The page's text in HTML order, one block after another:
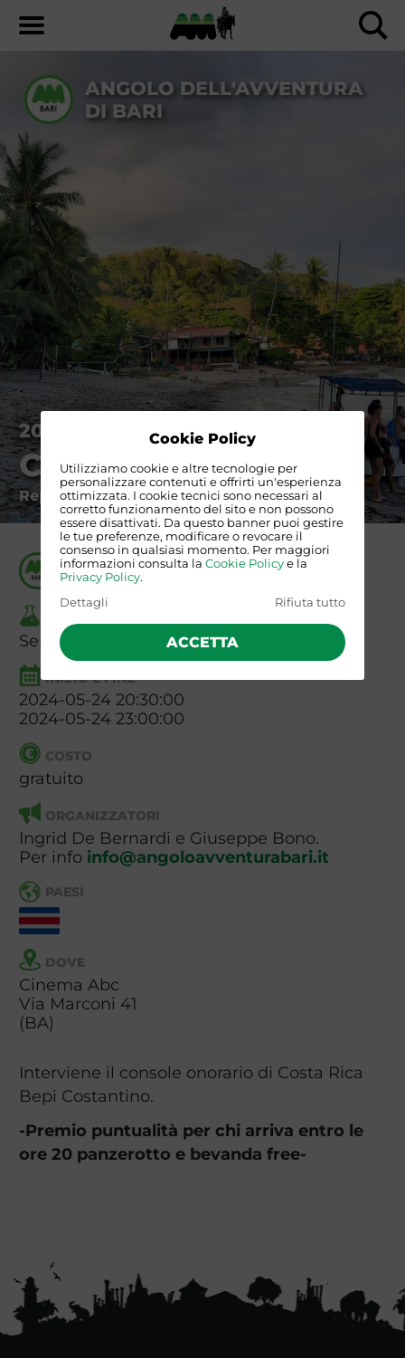
Cookie Policy
Utilizziamo cookie e altre tecnologie per
personalizzare contenuti e offrirti un'esperienza
ottimizzata. I cookie tecnici sono necessari al
corretto funzionamento del sito e non possono
essere disattivati. Da questo banner puoi gestire
le tue preferenze, modificare o revocare il
consenso in qualsiasi momento. Per maggiori
informazioni consulta la Cookie Policye la
Privacy Policy.
Dettagli
Rifiuta tutto
ACCETTA
ANGOLO DELL'AVVENTURA
DI BARI
2024-05-24 20:30:00
Costa Rica pura vida
Reportage dal paese più felice del mondo
ORGANIZZATO DA
Angolo dell'Avventura di Bari
Serata
INIZIO E FINE
2024-05-24 20:30:00
2024-05-24 23:00:00
COSTO
gratuito
ORGANIZZATORI
Ingrid De Bernardi e Giuseppe Bono.
Per info info@angoloavventurabari.it
PAESI
DOVE
Cinema Abc
Via Marconi 41
(BA)
Interviene il console onorario di Costa Rica
Bepi Costantino.
-Premio puntualità per chi arriva entro le
ore 20 panzerotto e bevanda free-